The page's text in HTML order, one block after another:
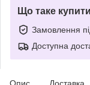
Що таке
Замовлення
Доступна
Опис Доставка